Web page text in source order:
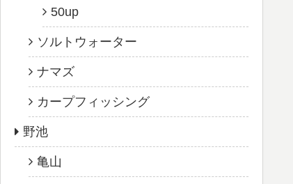
50up
ソルトウォーター
ナマズ
カープフィッシング
野池
亀山